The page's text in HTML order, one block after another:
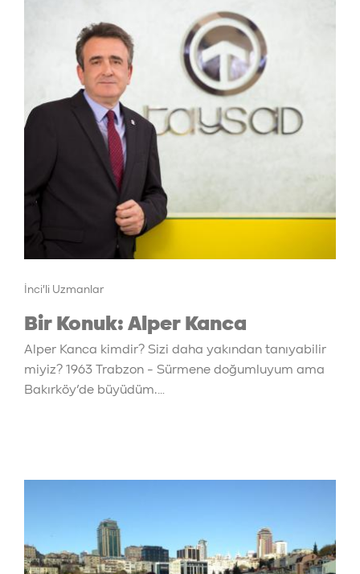
İnci'li Uzmanlar
Bir Konuk: Alper Kanca
Alper Kanca kimdir? Sizi daha yakından tanıyabilir
miyiz? 1963 Trabzon - Sürmene doğumluyum ama
Bakırköy’de büyüdüm.…